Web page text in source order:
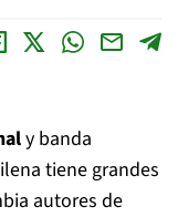
y banda
tiene grandes
autores de